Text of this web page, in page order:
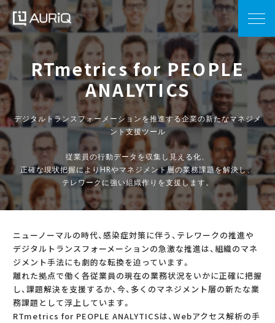
RTmetrics for PEOPLE
ANALYTICS
デジタルトランスフォーメーションを推進する企業の新たなマネジメ
ント支援ツール
従業員の行動データを収集し見える化、
正確な現状把握によりHRやマネジメント層の業務課題を解決し、
テレワークに強い組織作りを支援します。
ニューノーマルの時代、感染症対策に伴う、テレワークの推進や
デジタルトランスフォーメーションの急激な推進は、組織のマネ
ジメント手法にも劇的な転換を迫っています。
離れた拠点で働く各従業員の現在の業務状況をいかに正確に把握
し、課題解決を支援するか、今、多くのマネジメント層の新たな業
務課題として浮上しています。
RTmetrics for PEOPLE ANALYTICSは、Webアクセス解析の手